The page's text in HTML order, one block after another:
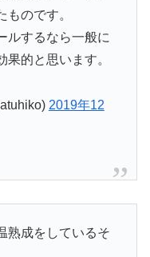
のです。
ルするなら一般に
的と思います。
2019年12
熟成をしているそ